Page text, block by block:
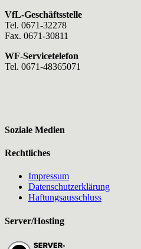
VfL-Geschäftsstelle
Tel. 0671-32278
Fax. 0671-30811
WF-Servicetelefon
Tel. 0671-48365071
Soziale Medien
Rechtliches
Impressum
Datenschutzerklärung
Haftungsausschluss
Server/Hosting